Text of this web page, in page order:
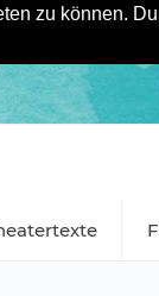
zu können.